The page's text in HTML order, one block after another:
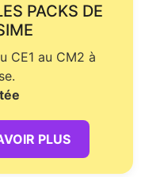
PACKS DE
CE1 au CM2 à
PLUS